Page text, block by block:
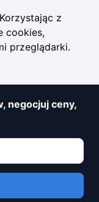
z
cookies,
przeglądarki.
negocjuj ceny,